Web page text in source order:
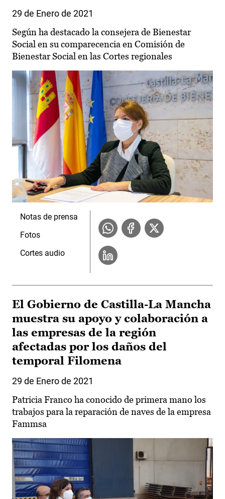
29 de Enero de 2021
Según ha destacado la consejera de Bienestar
Social en su comparecencia en Comisión de
Bienestar Social en las Cortes regionales
Notas de prensa
Fotos
Cortes audio
El Gobierno de Castilla-La Mancha
muestra su apoyo y colaboración a
las empresas de la región
afectadas por los daños del
temporal Filomena
29 de Enero de 2021
Patricia Franco ha conocido de primera mano los
trabajos para la reparación de naves de la empresa
Fammsa